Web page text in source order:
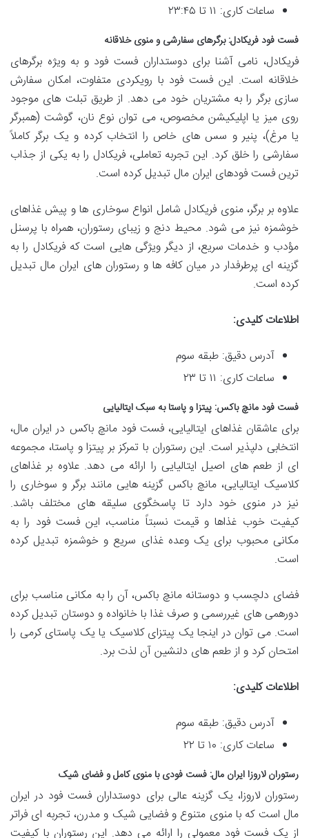
ساعات کاری: ۱۱ تا ۲۳:۴۵
فست فود فریکادل: برگرهای سفارشی و منوی خلاقانه
فریکادل، نامی آشنا برای دوستداران فست فود و به ویژه برگرهای
خلاقانه است. این فست فود با رویکردی متفاوت، امکان سفارش
سازی برگر را به مشتریان خود می دهد. از طریق تبلت های موجود
روی میز یا اپلیکیشن مخصوص، می توان نوع نان، گوشت (همبرگر
یا مرغ)، پنیر و سس های خاص را انتخاب کرده و یک برگر کاملاً
سفارشی را خلق کرد. این تجربه تعاملی، فریکادل را به یکی از جذاب
ترین فست فودهای ایران مال تبدیل کرده است.
علاوه بر برگر، منوی فریکادل شامل انواع سوخاری ها و پیش غذاهای
خوشمزه نیز می شود. محیط دنج و زیبای رستوران، همراه با پرسنل
مؤدب و خدمات سریع، از دیگر ویژگی هایی است که فریکادل را به
گزینه ای پرطرفدار در میان کافه ها و رستوران های ایران مال تبدیل
کرده است.
اطلاعات کلیدی:
آدرس دقیق: طبقه سوم
ساعات کاری: ۱۱ تا ۲۳
فست فود مانچ باکس: پیتزا و پاستا به سبک ایتالیایی
برای عاشقان غذاهای ایتالیایی، فست فود مانچ باکس در ایران مال،
انتخابی دلپذیر است. این رستوران با تمرکز بر پیتزا و پاستا، مجموعه
ای از طعم های اصیل ایتالیایی را ارائه می دهد. علاوه بر غذاهای
کلاسیک ایتالیایی، مانچ باکس گزینه هایی مانند برگر و سوخاری را
نیز در منوی خود دارد تا پاسخگوی سلیقه های مختلف باشد.
کیفیت خوب غذاها و قیمت نسبتاً مناسب، این فست فود را به
مکانی محبوب برای یک وعده غذای سریع و خوشمزه تبدیل کرده
است.
فضای دلچسب و دوستانه مانچ باکس، آن را به مکانی مناسب برای
دورهمی های غیررسمی و صرف غذا با خانواده و دوستان تبدیل کرده
است. می توان در اینجا یک پیتزای کلاسیک یا یک پاستای کرمی را
امتحان کرد و از طعم های دلنشین آن لذت برد.
اطلاعات کلیدی:
آدرس دقیق: طبقه سوم
ساعات کاری: ۱۰ تا ۲۲
رستوران لاروزا ایران مال: فست فودی با منوی کامل و فضای شیک
رستوران لاروزا، یک گزینه عالی برای دوستداران فست فود در ایران
مال است که با منوی متنوع و فضایی شیک و مدرن، تجربه ای فراتر
از یک فست فود معمولی را ارائه می دهد. این رستوران با کیفیت